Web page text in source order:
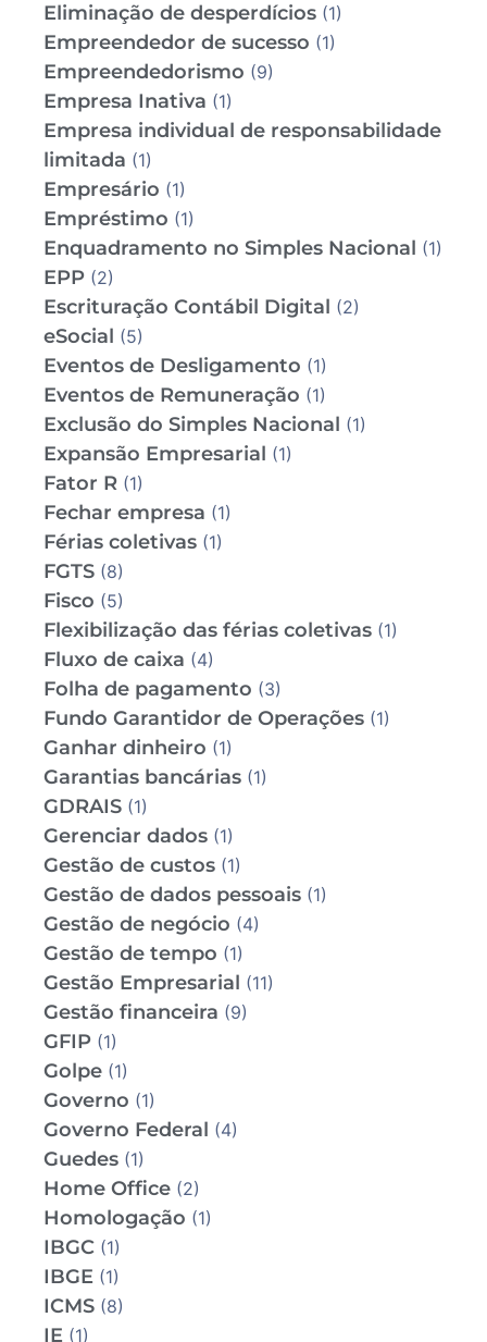
Eliminação de desperdícios (1)
Empreendedor de sucesso (1)
Empreendedorismo (9)
Empresa Inativa (1)
Empresa individual de responsabilidade
limitada (1)
Empresário (1)
Empréstimo (1)
Enquadramento no Simples Nacional (1)
EPP (2)
Escrituração Contábil Digital (2)
eSocial (5)
Eventos de Desligamento (1)
Eventos de Remuneração (1)
Exclusão do Simples Nacional (1)
Expansão Empresarial (1)
Fator R (1)
Fechar empresa (1)
Férias coletivas (1)
FGTS (8)
Fisco (5)
Flexibilização das férias coletivas (1)
Fluxo de caixa (4)
Folha de pagamento (3)
Fundo Garantidor de Operações (1)
Ganhar dinheiro (1)
Garantias bancárias (1)
GDRAIS (1)
Gerenciar dados (1)
Gestão de custos (1)
Gestão de dados pessoais (1)
Gestão de negócio (4)
Gestão de tempo (1)
Gestão Empresarial (11)
Gestão financeira (9)
GFIP (1)
Golpe (1)
Governo (1)
Governo Federal (4)
Guedes (1)
Home Office (2)
Homologação (1)
IBGC (1)
IBGE (1)
ICMS (8)
IE (1)